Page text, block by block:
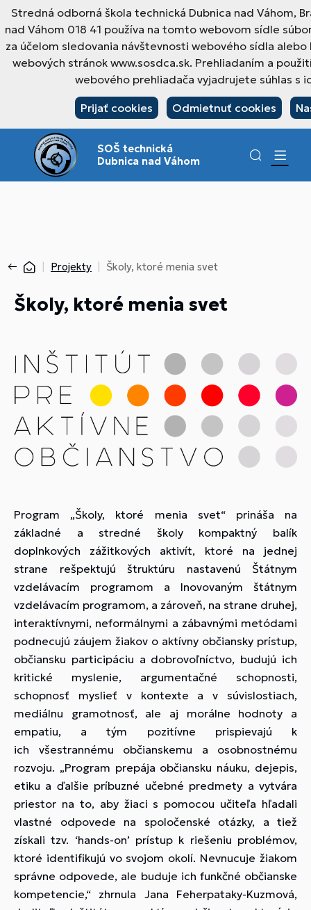
Stredná odborná škola technická Dubnica nad Váhom,
nad Váhom 018 41 používa na tomto webovom sídle
za účelom sledovania návštevnosti webového sídla
webových stránok www.sosdca.sk. Prehliadaním a
webového prehliadača vyjadrujete súhlas s
Prijať cookies Odmietnuť cookies
SOŠ technická
Dubnica nad Váhom
Projekty Školy, ktoré menia svet
Školy, ktoré menia svet
Program „Školy, ktoré menia svet“ prináša na
základné a stredné školy kompaktný balík
doplnkových zážitkových aktivít, ktoré na jednej
strane rešpektujú štruktúru nastavenú Štátnym
vzdelávacím programom a Inovovaným štátnym
vzdelávacím programom, a zároveň, na strane druhej,
interaktívnymi, neformálnymi a zábavnými metódami
podnecujú záujem žiakov o aktívny občiansky prístup,
občiansku participáciu a dobrovoľníctvo, budujú ich
kritické myslenie, argumentačné schopnosti,
schopnosť myslieť v kontexte a v súvislostiach,
mediálnu gramotnosť, ale aj morálne hodnoty a
empatiu, a tým pozitívne prispievajú k
ich všestrannému občianskemu a osobnostnému
rozvoju. „Program prepája občiansku náuku, dejepis,
etiku a ďalšie príbuzné učebné predmety a vytvára
priestor na to, aby žiaci s pomocou učiteľa hľadali
vlastné odpovede na spoločenské otázky, a tiež
získali tzv. ‘hands-on’ prístup k riešeniu problémov,
ktoré identifikujú vo svojom okolí. Nevnucuje žiakom
správne odpovede, ale buduje ich funkčné občianske
kompetencie,“ zhrnula Jana Feherpataky-Kuzmová,